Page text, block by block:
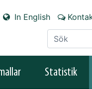
In English
Sök på
Statistik